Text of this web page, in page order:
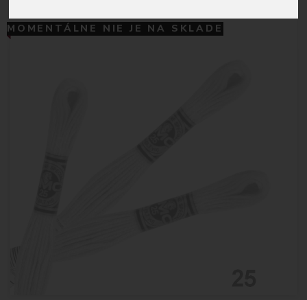
MOMENTÁLNE NIE JE NA SKLADE